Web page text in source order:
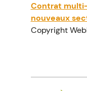
Contrat
nouveaux
Copyright